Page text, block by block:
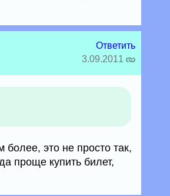
Ответить
3.09.2011
более, это не просто так,
проще купить билет,